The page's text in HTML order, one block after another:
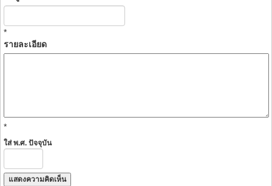
*
รายละเอียด
*
ใส่ พ.ศ. ปัจจุบัน